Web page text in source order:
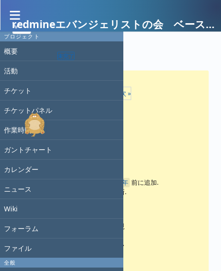
プロジェクト
概要
活動
チケット
チケットパネル
作業時間
ガントチャート
カレンダー
ニュース
Wiki
フォーラム
ファイル
全般
redmineエバンジェリストの会 ベースキャンプ
活動 #199 未完了
次 »
アンケート作成
約4年 前に追加.
前に更新.
新規
通常
担当者:
-